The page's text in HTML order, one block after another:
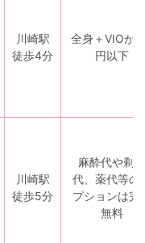
川崎駅
徒歩4分
全身＋VIOが7
円以下
川崎駅
徒歩5分
麻酔代や剃毛
代、薬代等の
プションは完
無料